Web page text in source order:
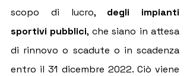
scopo di lucro, degli impianti
sportivi pubblici, che siano in attesa
di rinnovo o scadute o in scadenza
entro il 31 dicembre 2022. Ciò viene